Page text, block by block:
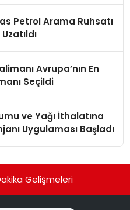
Petrol Arama Ruhsatı
Avrupa’nın En
Seçildi
ve Yağı İthalatına
Uygulaması Başladı
Gelişmeleri